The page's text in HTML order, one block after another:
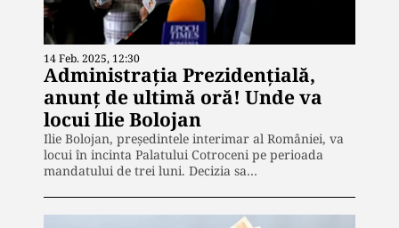
14 Feb. 2025, 12:30
Administrația Prezidențială,
anunț de ultimă oră! Unde va
locui Ilie Bolojan
Ilie Bolojan, președintele interimar al României, va
locui în incinta Palatului Cotroceni pe perioada
mandatului de trei luni. Decizia sa…